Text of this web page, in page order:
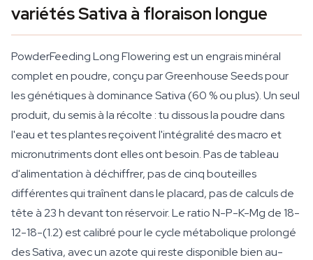
variétés Sativa à floraison longue
PowderFeeding Long Flowering est un engrais minéral
complet en poudre, conçu par Greenhouse Seeds pour
les génétiques à dominance Sativa (60 % ou plus). Un seul
produit, du semis à la récolte : tu dissous la poudre dans
l'eau et tes plantes reçoivent l'intégralité des macro et
micronutriments dont elles ont besoin. Pas de tableau
d'alimentation à déchiffrer, pas de cinq bouteilles
différentes qui traînent dans le placard, pas de calculs de
tête à 23 h devant ton réservoir. Le ratio N-P-K-Mg de 18-
12-18-(1.2) est calibré pour le cycle métabolique prolongé
des Sativa, avec un azote qui reste disponible bien au-